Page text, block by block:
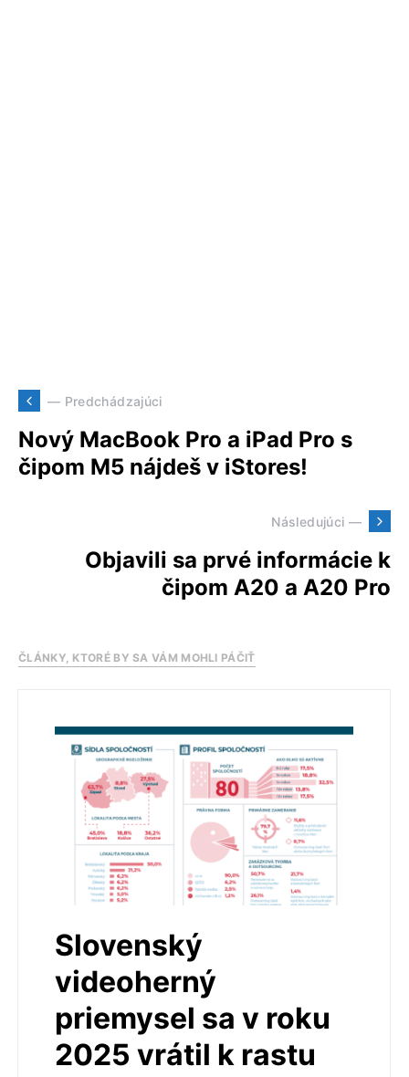
— Predchádzajúci
Nový MacBook Pro a iPad Pro s
čipom M5 nájdeš v iStores!
Následujúci —
Objavili sa prvé informácie k
čipom A20 a A20 Pro
ČLÁNKY, KTORÉ BY SA VÁM MOHLI PÁČIŤ
Slovenský
videoherný
priemysel sa v roku
2025 vrátil k rastu